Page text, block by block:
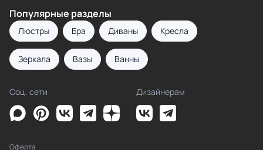
Популярные разделы
Люстры Бра Диваны Кресла
Зеркала Вазы Ванны
Соц. сети Дизайнерам
Оферта